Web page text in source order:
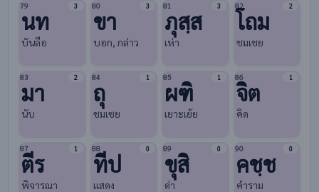
79 3
นท
บันลือ
80 3
ขา
บอก, กล่าว
81 3
ภุสฺส
เห่า
82 2
โถม
ชมเชย
83 2
มา
นับ
84 1
ถุ
ชมเชย
85 1
ผฑิ
เยาะเย้ย
86 1
จิต
คิด
87 1
ตีร
พิจารณา
88 0
ทีป
แสดง
89 0
ขุสิ
ด่า
90 0
คชฺช
คำราม